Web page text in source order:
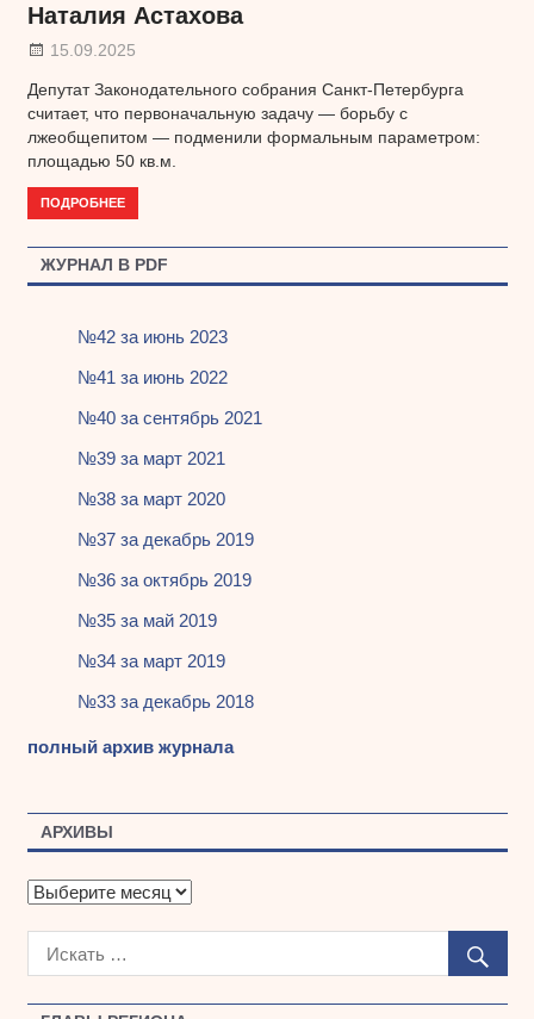
Наталия Астахова
15.09.2025
Депутат Законодательного собрания Санкт-Петербурга
считает, что первоначальную задачу — борьбу с
лжеобщепитом — подменили формальным параметром:
площадью 50 кв.м.
ПОДРОБНЕЕ
ЖУРНАЛ В PDF
№42 за июнь 2023
№41 за июнь 2022
№40 за сентябрь 2021
№39 за март 2021
№38 за март 2020
№37 за декабрь 2019
№36 за октябрь 2019
№35 за май 2019
№34 за март 2019
№33 за декабрь 2018
полный архив журнала
АРХИВЫ
А
х
ы